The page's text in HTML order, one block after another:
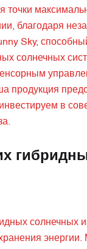
точки
благодаря
Sky,
солнечных
продукция
в
солнечных